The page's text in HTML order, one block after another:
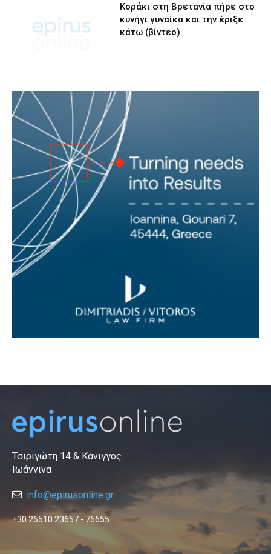
Κοράκι στη Βρετανία πήρε στο
κυνήγι γυναίκα και την έριξε
κάτω (βίντεο)
Τσιριγώτη 14 & Κάνιγγος
Ιωάννινα
info@epirusonline.gr
+30 26510 23657 - 76655